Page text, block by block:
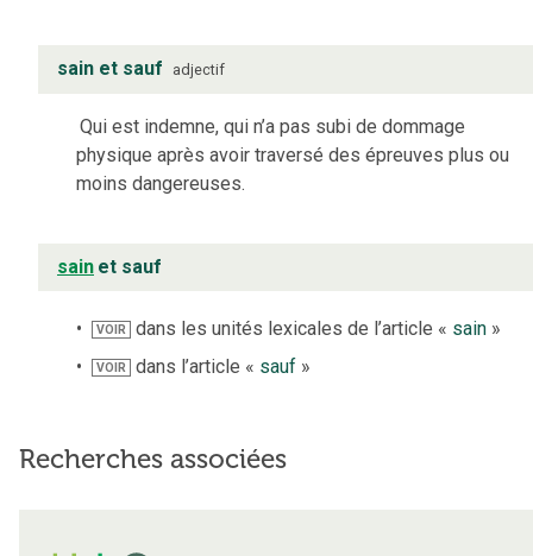
sain et sauf adjectif
Qui est indemne, qui n’a pas subi de dommage
physique après avoir traversé des épreuves plus ou
moins dangereuses.
sain et sauf
VOIR dans les unités lexicales de l’article « sain »
VOIR dans l’article « sauf »
Recherches associées